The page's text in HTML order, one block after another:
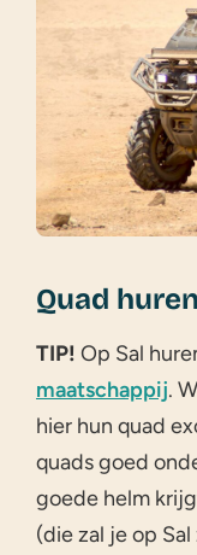
Quad
TIP! Op Sal
maatschappij.
hier hun quad
quads goed
goede helm
(die zal je op